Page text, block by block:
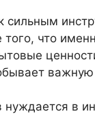
сильным
что
важную
в